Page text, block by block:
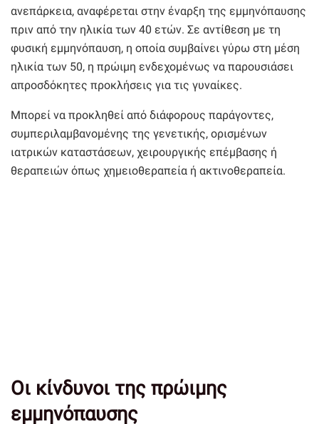
ανεπάρκεια, αναφέρεται στην έναρξη της εμμηνόπαυσης
πριν από την ηλικία των 40 ετών. Σε αντίθεση με τη
φυσική εμμηνόπαυση, η οποία συμβαίνει γύρω στη μέση
ηλικία των 50, η πρώιμη ενδεχομένως να παρουσιάσει
απροσδόκητες προκλήσεις για τις γυναίκες.
Μπορεί να προκληθεί από διάφορους παράγοντες,
συμπεριλαμβανομένης της γενετικής, ορισμένων
ιατρικών καταστάσεων, χειρουργικής επέμβασης ή
θεραπειών όπως χημειοθεραπεία ή ακτινοθεραπεία.
Οι κίνδυνοι της πρώιμης
εμμηνόπαυσης